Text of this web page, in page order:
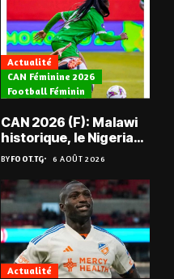
Actualité
CAN Féminine 2026
Football Féminin
CAN 2026 (F): Malawi
historique, le Nigeria
sauvé, la Zambie
éliminée
BYFOOT.TG 6 AOÛT 2026
Actualité